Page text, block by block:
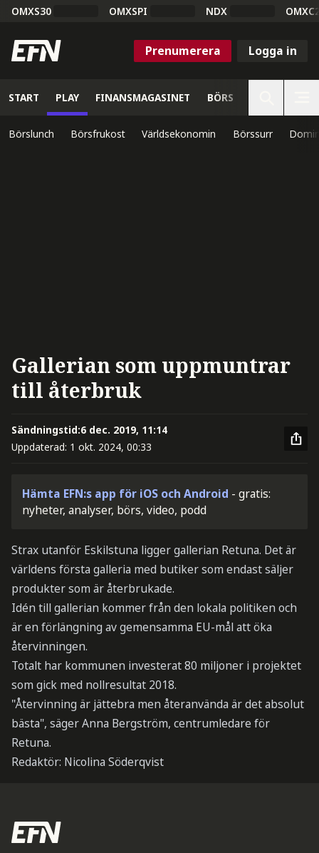
OMXS30 OMXSPI NDX
Prenumerera Logga in
START PLAY FINANSMAGASINET BÖRS
Börslunch Börsfrukost Världsekonomin Börssurr
Gallerian som uppmuntrar
till återbruk
Sändningstid:6 dec. 2019, 11:14
Uppdaterad: 1 okt. 2024, 00:33
Hämta EFN:s app för iOS och Android - gratis:
nyheter, analyser, börs, video, podd
Strax utanför Eskilstuna ligger gallerian Retuna. Det är
världens första galleria med butiker som endast säljer
produkter som är återbrukade.
Idén till gallerian kommer från den lokala politiken och
är en förlängning av gemensamma EU-mål att öka
återvinningen.
Totalt har kommunen investerat 80 miljoner i projektet
som gick med nollresultat 2018.
"Återvinning är jättebra men återanvända är det absolut
bästa", säger Anna Bergström, centrumledare för
Retuna.
Redaktör: Nicolina Söderqvist